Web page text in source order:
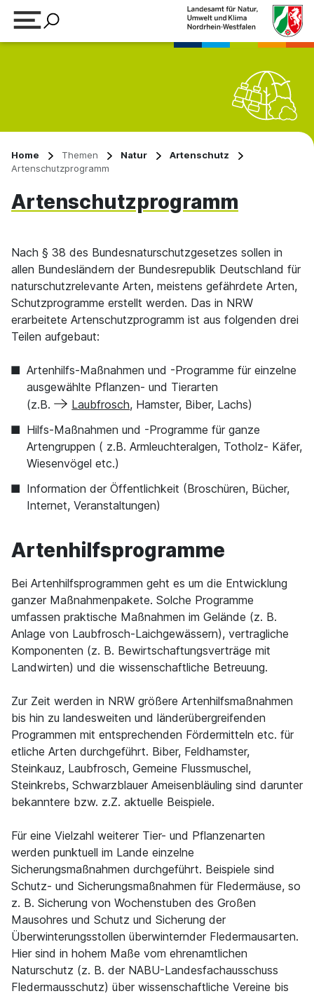
Home Themen Natur
Artenschutz
Artenschutzprogramm
Artenschutzprogramm
Nach § 38 des Bundesnaturschutzgesetzes sollen in
allen Bundesländern der Bundesrepublik Deutschland für
naturschutzrelevante Arten, meistens gefährdete Arten,
Schutzprogramme erstellt werden. Das in NRW
erarbeitete Artenschutzprogramm ist aus folgenden drei
Teilen aufgebaut:
Artenhilfs-Maßnahmen und -Programme für einzelne
ausgewählte Pflanzen- und Tierarten
(z.B.
Laubfrosch, Hamster, Biber, Lachs)
Hilfs-Maßnahmen und -Programme für ganze
Artengruppen ( z.B. Armleuchteralgen, Totholz- Käfer,
Wiesenvögel etc.)
Information der Öffentlichkeit (Broschüren, Bücher,
Internet, Veranstaltungen)
Artenhilfsprogramme
Bei Artenhilfsprogrammen geht es um die Entwicklung
ganzer Maßnahmenpakete. Solche Programme
umfassen praktische Maßnahmen im Gelände (z. B.
Anlage von Laubfrosch-Laichgewässern), vertragliche
Komponenten (z. B. Bewirtschaftungsverträge mit
Landwirten) und die wissenschaftliche Betreuung.
Zur Zeit werden in NRW größere Artenhilfsmaßnahmen
bis hin zu landesweiten und länderübergreifenden
Programmen mit entsprechenden Fördermitteln etc. für
etliche Arten durchgeführt. Biber, Feldhamster,
Steinkauz, Laubfrosch, Gemeine Flussmuschel,
Steinkrebs, Schwarzblauer Ameisenbläuling sind darunter
bekanntere bzw. z.Z. aktuelle Beispiele.
Für eine Vielzahl weiterer Tier- und Pflanzenarten
werden punktuell im Lande einzelne
Sicherungsmaßnahmen durchgeführt. Beispiele sind
Schutz- und Sicherungsmaßnahmen für Fledermäuse, so
z. B. Sicherung von Wochenstuben des Großen
Mausohres und Schutz und Sicherung der
Überwinterungsstollen überwinternder Fledermausarten.
Hier sind in hohem Maße vom ehrenamtlichen
Naturschutz (z. B. der NABU-Landesfachausschuss
Fledermausschutz) über wissenschaftliche Vereine bis